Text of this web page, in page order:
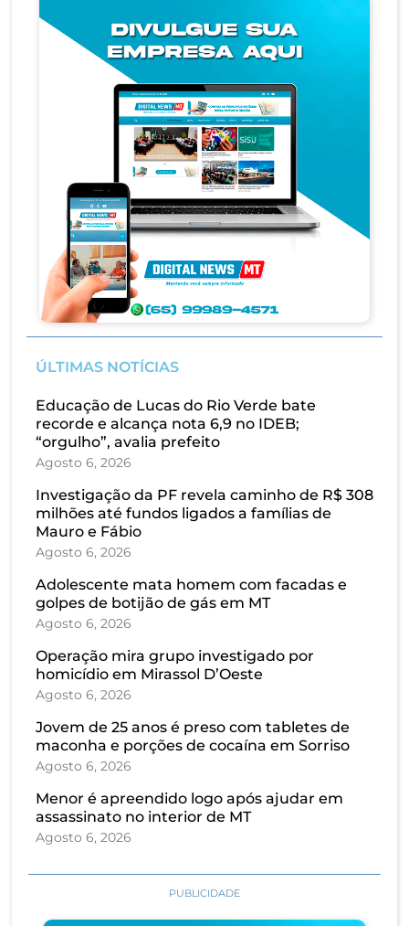
ÚLTIMAS NOTÍCIAS
Educação de Lucas do Rio Verde bate
recorde e alcança nota 6,9 no IDEB;
“orgulho”, avalia prefeito
Agosto 6, 2026
Investigação da PF revela caminho de R$ 308
milhões até fundos ligados a famílias de
Mauro e Fábio
Agosto 6, 2026
Adolescente mata homem com facadas e
golpes de botijão de gás em MT
Agosto 6, 2026
Operação mira grupo investigado por
homicídio em Mirassol D’Oeste
Agosto 6, 2026
Jovem de 25 anos é preso com tabletes de
maconha e porções de cocaína em Sorriso
Agosto 6, 2026
Menor é apreendido logo após ajudar em
assassinato no interior de MT
Agosto 6, 2026
PUBLICIDADE